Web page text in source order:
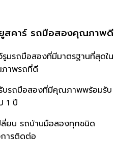
สคาร์ รถมือสองคุณภาพดี
มรถมือสองที่มีมาตรฐานที่สุดใน
ภาพรถที่ดี
รับรถมือสองที่มีคุณภาพพร้อมรับ
1 ปี
ยน รถบ้านมือสองทุกชนิด
ารติดต่อ